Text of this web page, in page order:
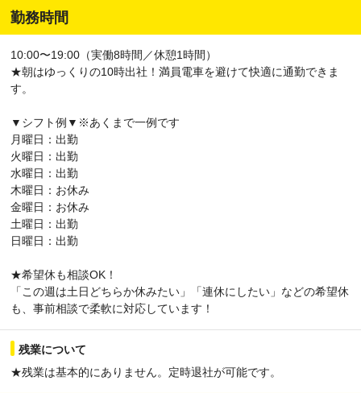
勤務時間
10:00〜19:00（実働8時間／休憩1時間）
★朝はゆっくりの10時出社！満員電車を避けて快適に通勤できま
す。
▼シフト例▼※あくまで一例です
月曜日：出勤
火曜日：出勤
水曜日：出勤
木曜日：お休み
金曜日：お休み
土曜日：出勤
日曜日：出勤
★希望休も相談OK！
「この週は土日どちらか休みたい」「連休にしたい」などの希望休
も、事前相談で柔軟に対応しています！
残業について
★残業は基本的にありません。定時退社が可能です。